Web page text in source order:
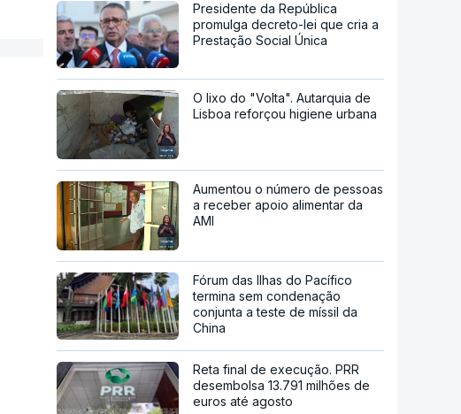
Presidente da República
promulga decreto-lei que cria a
Prestação Social Única
O lixo do "Volta". Autarquia de
Lisboa reforçou higiene urbana
Aumentou o número de pessoas
a receber apoio alimentar da
AMI
Fórum das Ilhas do Pacífico
termina sem condenação
conjunta a teste de míssil da
China
Reta final de execução. PRR
desembolsa 13.791 milhões de
euros até agosto